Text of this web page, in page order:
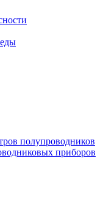
полупроводников
приборов